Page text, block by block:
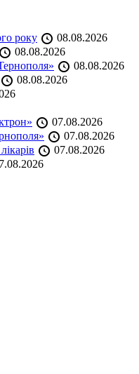
року
08.08.2026
08.08.2026
08.08.2026
08.08.2026
07.08.2026
07.08.2026
07.08.2026